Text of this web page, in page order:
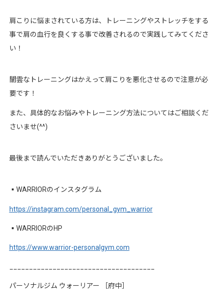
肩こりに悩まされている方は、トレーニングやストレッチをする
事で肩の血行を良くする事で改善されるので実践してみてくださ
い！
闇雲なトレーニングはかえって肩こりを悪化させるので注意が必
要です！
また、具体的なお悩みやトレーニング方法についてはご相談くだ
さいませ(^^)
最後まで読んでいただきありがとうございました。
▪︎ WARRIORのインスタグラム
https://instagram.com/personal_gym_warrior
▪︎ WARRIORのHP
https://www.warrior-personalgym.com
パーソナルジム ウォーリアー ［府中］